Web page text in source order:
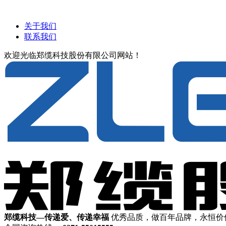
关于我们
联系我们
欢迎光临郑缆科技股份有限公司网站！
郑缆科技—传递爱、传递幸福 优秀品质，做百年品牌，永恒价